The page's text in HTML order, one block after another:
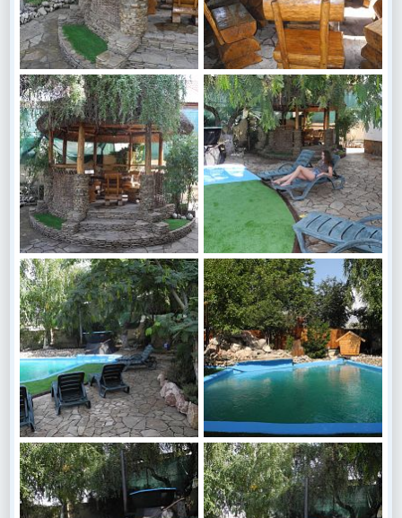
DSCN6584
Василий Куценко
20 Сен 2017
0
0
DSCN6581
Василий Куценко
20 Сен 2017
0
0
DSCN6578
Василий Куценко
20 Сен 2017
0
0
DSCN6576
Василий Куценко
20 Сен 2017
0
0
DSCN6573
Василий Куценко
20 Сен 2017
0
0
DSCN6571
Василий Куценко
20 Сен 2017
0
0